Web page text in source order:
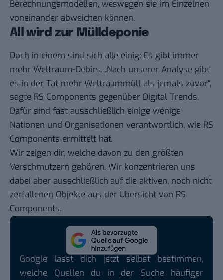
Berechnungsmodellen, weswegen sie im Einzelnen
voneinander abweichen können.
All wird zur Mülldeponie
Doch in einem sind sich alle einig: Es gibt immer
mehr Weltraum-Debirs. „Nach unserer Analyse gibt
es in der Tat mehr Weltraummüll als jemals zuvor“,
sagte RS Components gegenüber Digital Trends.
Dafür sind fast ausschließlich einige wenige
Nationen und Organisationen verantwortlich, wie RS
Components ermittelt hat.
Wir zeigen dir, welche davon zu den größten
Verschmutzern gehören. Wir konzentrieren uns
dabei aber ausschließlich auf die aktiven, noch nicht
zerfallenen Objekte aus der Übersicht von RS
Components.
Google lässt dich jetzt selbst bestimmen,
welche Quellen du in der Suche häufiger